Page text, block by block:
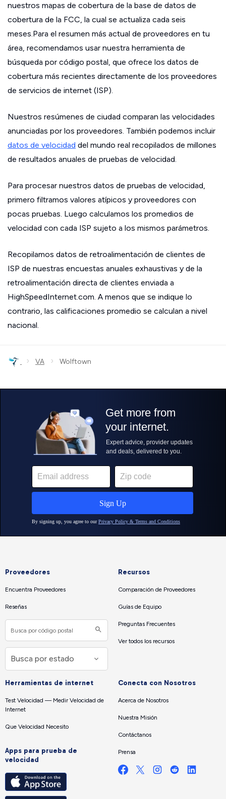
nuestros mapas de cobertura de la base de datos de
cobertura de la FCC, la cual se actualiza cada seis
meses.Para el resumen más actual de proveedores en tu
área, recomendamos usar nuestra herramienta de
búsqueda por código postal, que ofrece los datos de
cobertura más recientes directamente de los proveedores
de servicios de internet (ISP).
Nuestros resúmenes de ciudad comparan las velocidades
anunciadas por los proveedores. También podemos incluir
datos de velocidad del mundo real recopilados de millones
de resultados anuales de pruebas de velocidad.
Para procesar nuestros datos de pruebas de velocidad,
primero filtramos valores atípicos y proveedores con
pocas pruebas. Luego calculamos los promedios de
velocidad con cada ISP sujeto a los mismos parámetros.
Recopilamos datos de retroalimentación de clientes de
ISP de nuestras encuestas anuales exhaustivas y de la
retroalimentación directa de clientes enviada a
HighSpeedInternet.com. A menos que se indique lo
contrario, las calificaciones promedio se calculan a nivel
nacional.
› VA › Wolftown
Proveedores
Encuentra Proveedores
Reseñas
Recursos
Comparación de Proveedores
Guías de Equipo
Preguntas Frecuentes
Ver todos los recursos
Herramientas de internet
Test Velocidad — Medir Velocidad de
Internet
Que Velocidad Necesito
Apps para prueba de
velocidad
Conecta con Nosotros
Acerca de Nosotros
Nuestra Misión
Contáctanos
Prensa